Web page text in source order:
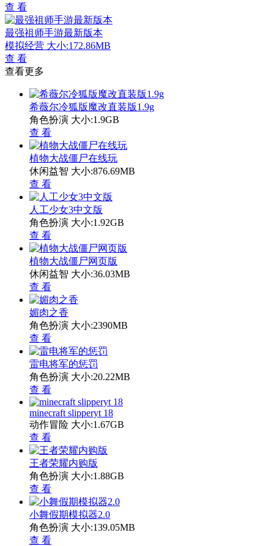
查 看
最强祖师手游最新版本
模拟经营 大小:172.86MB
查 看
查看更多
希薇尔冷狐版魔改直装版1.9g
角色扮演 大小:1.9GB
查 看
植物大战僵尸在线玩
休闲益智 大小:876.69MB
查 看
人工少女3中文版
角色扮演 大小:1.92GB
查 看
植物大战僵尸网页版
休闲益智 大小:36.03MB
查 看
媚肉之香
角色扮演 大小:2390MB
查 看
雷电将军的惩罚
角色扮演 大小:20.22MB
查 看
minecraft slipperyt 18
动作冒险 大小:1.67GB
查 看
王者荣耀内购版
角色扮演 大小:1.88GB
查 看
小舞假期模拟器2.0
角色扮演 大小:139.05MB
查 看